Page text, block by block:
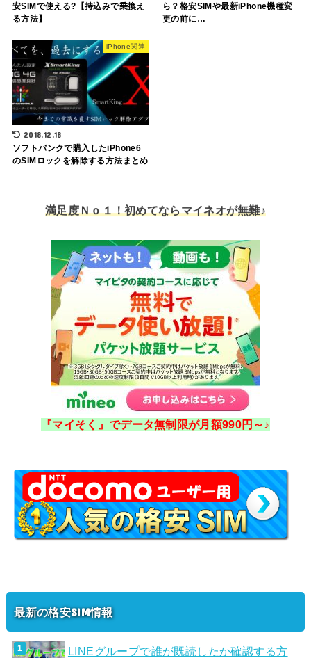
安SIMで使える?【持込みで乗換え
る方法】
ら？格安SIMや最新iPhone機種変
更の前に…
iPhone関連
2018.12.18
ソフトバンクで購入したiPhone6
のSIMロックを解除する方法まとめ
満足度Ｎｏ１！初めてならマイネオが無難♪
『マイそく』でデータ無制限が月額990円～♪
最新の格安SIM情報
LINEグループで誰が既読したか確認する方